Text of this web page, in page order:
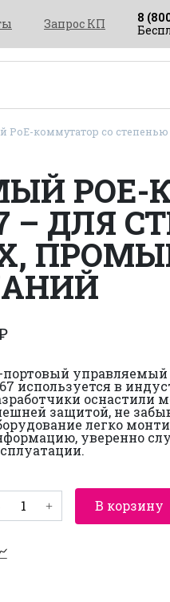
Запрос КП
8
PoE-коммутатор со
– ДЛЯ
портовый
используется в
оснастили
защитой, не
легко
уверенно
В корзину